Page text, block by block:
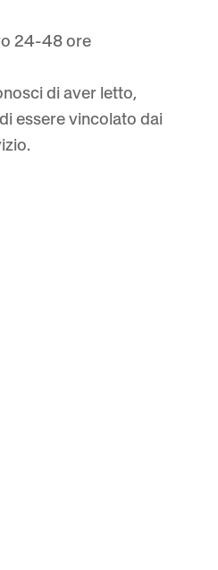
24-48 ore
di aver letto,
essere vincolato dai